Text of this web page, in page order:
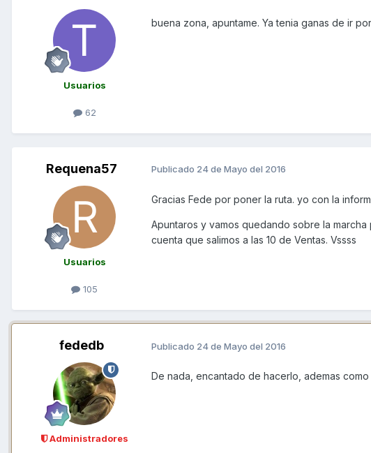
Usuarios
62
buena zona, apuntame. Ya tenia ganas de ir
Requena57
Usuarios
105
Publicado 24 de Mayo del 2016
Gracias Fede por poner la ruta. yo con la
Apuntaros y vamos quedando sobre la
cuenta que salimos a las 10 de Ventas. Vssss
fededb
Administradores
Publicado 24 de Mayo del 2016
De nada, encantado de hacerlo, ademas